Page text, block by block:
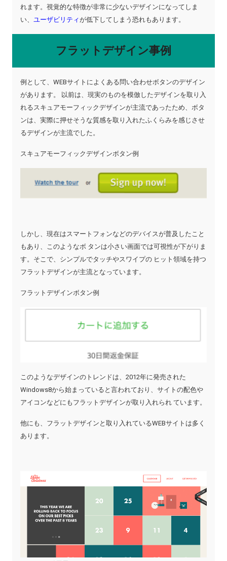
れます。視覚的な特徴が非常に少ないデザインになってしま
い、 ユーザビリティが低下してしまう恐れもあります。
フラットデザイン事例
例として、WEBサイトによくある問い合わせボタンのデザイン
があります。 以前は、現実のものを模倣したデザインを取り入
れるスキュアモーフィックデザインが主流であったため、ボタ
ンは、実際に押せそうな質感を取り入れたふくらみを感じさせ
るデザインが主流でした。
スキュアモーフィックデザインボタン例
しかし、現在はスマートフォンなどのデバイスが普及したこと
もあり、このようなボ タンは小さい画面では可視性が下がりま
す。そこで、シンプルでタッチやスワイプの ヒット領域を持つ
フラットデザインが主流となっています。
フラットデザインボタン例
このようなデザインのトレンドは、2012年に発売された
Windows8から始まっていると言われており、サイトの配色や
アイコンなどにもフラットデザインが取り入れられ ています。
他にも、フラットデザインと取り入れているWEBサイトは多く
あります。